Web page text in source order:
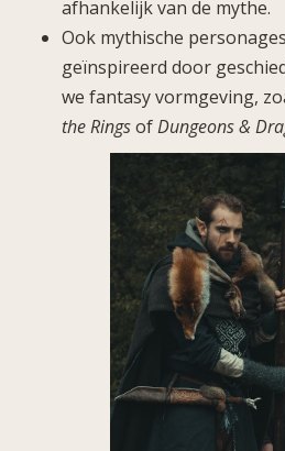
afhankelijk van de mythe.
Ook mythische
geïnspireerd door
we fantasy vormgeving,
the RingsofDungeons &